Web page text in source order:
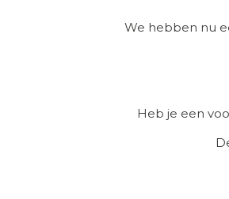
We hebben nu
Heb je een